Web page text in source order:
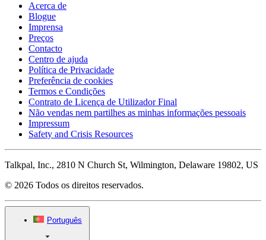
Acerca de
Blogue
Imprensa
Preços
Contacto
Centro de ajuda
Política de Privacidade
Preferência de cookies
Termos e Condições
Contrato de Licença de Utilizador Final
Não vendas nem partilhes as minhas informações pessoais
Impressum
Safety and Crisis Resources
Talkpal, Inc., 2810 N Church St, Wilmington, Delaware 19802, US
© 2026 Todos os direitos reservados.
Português